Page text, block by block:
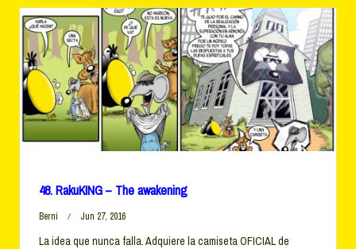
48. RakuKING – The awakening
Berni Jun 27, 2016
La idea que nunca falla. Adquiere la camiseta OFICIAL de